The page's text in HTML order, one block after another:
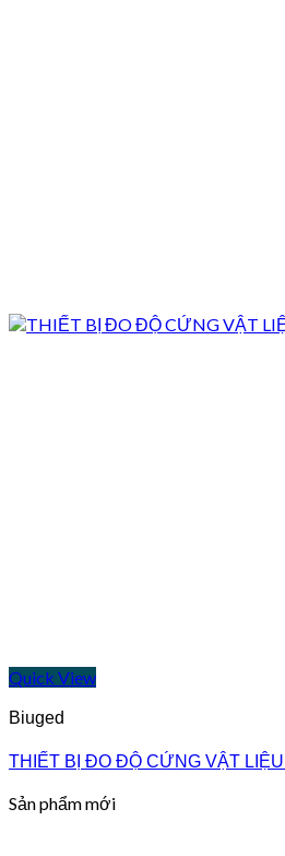
Quick View
Biuged
THIẾT BỊ ĐO ĐỘ CỨNG VẬT
Sản phẩm mới